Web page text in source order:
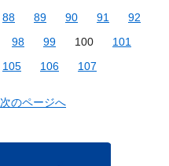
88 89 90 91
92
98 99 100
101
105 106 107
次のページへ